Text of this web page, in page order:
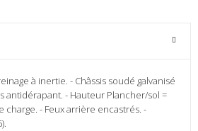
à inertie. - Châssis soudé galvanisé
antidérapant. - Hauteur Plancher/sol =
charge. - Feux arrière encastrés. -